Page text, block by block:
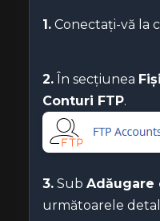
1. Conectați-vă la
2. În secțiunea
Conturi FTP.
3. Sub Adăugare
următoarele